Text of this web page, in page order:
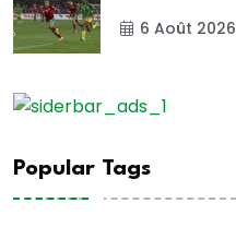
6 Août 2026
Popular Tags